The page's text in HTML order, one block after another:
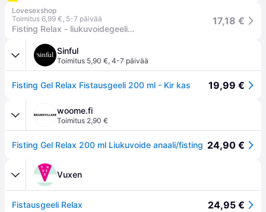
Lovesexshop
Toimitus 6,99 €, 5-7 päivää
Fisting Relax - liukuvoidegeeli - vesipohjainen - 200ml
17,18 €
Sinful
Toimitus 5,90 €, 4-7 päivää
Fisting Gel Relax Fistausgeeli 200 ml - Kir kas 19,99 €
woome.fi
Toimitus 2,90 €
Fisting Gel Relax 200 ml Liukuvoide anaali/fisting 24,90 €
Vuxen
Fistausgeeli Relax 24,95 €